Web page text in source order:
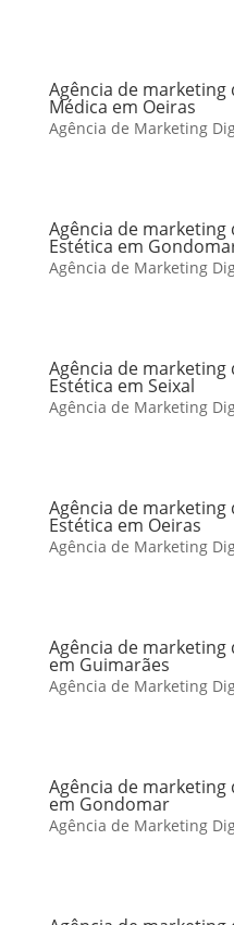
Agência de marketing
Médica em Oeiras
Agência de Marketing
Agência de marketing
Estética em
Agência de Marketing
Agência de marketing
Estética em Seixal
Agência de Marketing
Agência de marketing
Estética em Oeiras
Agência de Marketing
Agência de
em Guimarães
Agência de Marketing
Agência de
em Gondomar
Agência de Marketing